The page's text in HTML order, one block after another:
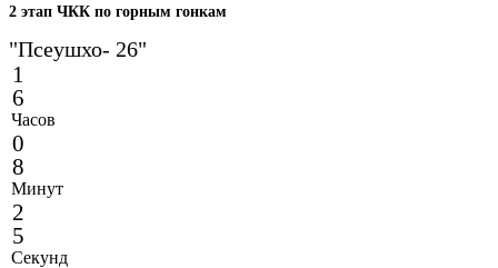
2 этап ЧКК по горным гонкам
"Псеушхо- 26"
1
6
Часов
0
8
Минут
2
5
Секунд